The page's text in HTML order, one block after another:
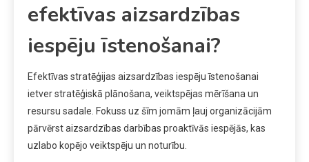
efektīvas aizsardzības
iespēju īstenošanai?
Efektīvas stratēģijas aizsardzības iespēju īstenošanai
ietver stratēģiskā plānošana, veiktspējas mērīšana un
resursu sadale. Fokuss uz šīm jomām ļauj organizācijām
pārvērst aizsardzības darbības proaktīvās iespējās, kas
uzlabo kopējo veiktspēju un noturību.